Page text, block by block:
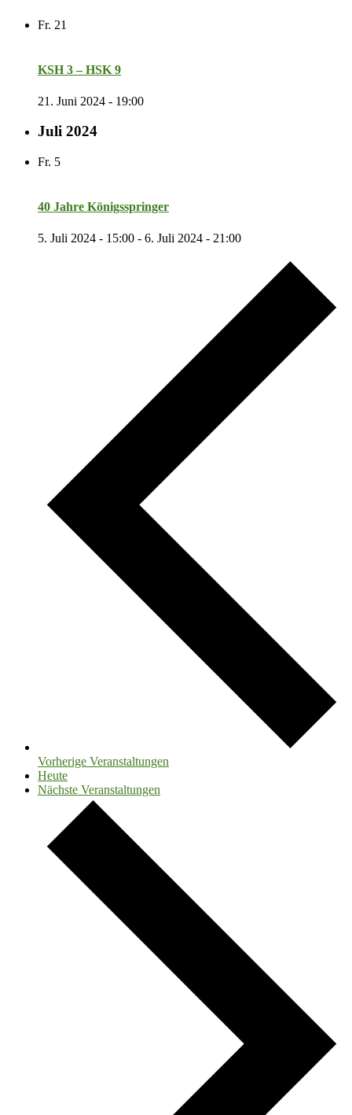
Fr. 21
KSH 3 – HSK 9
21. Juni 2024 - 19:00
Juli 2024
Fr. 5
40 Jahre Königsspringer
5. Juli 2024 - 15:00 - 6. Juli 2024 - 21:00
Vorherige Veranstaltungen
Heute
Nächste Veranstaltungen